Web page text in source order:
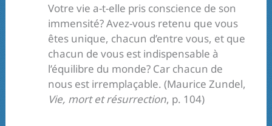
Votre vie a-t-elle pris conscience de son
immensité? Avez-vous retenu que vous
êtes unique, chacun d’entre vous, et que
chacun de vous est indispensable à
l’équilibre du monde? Car chacun de
nous est irremplaçable. (Maurice Zundel,
Vie, mort et résurrection, p. 104)